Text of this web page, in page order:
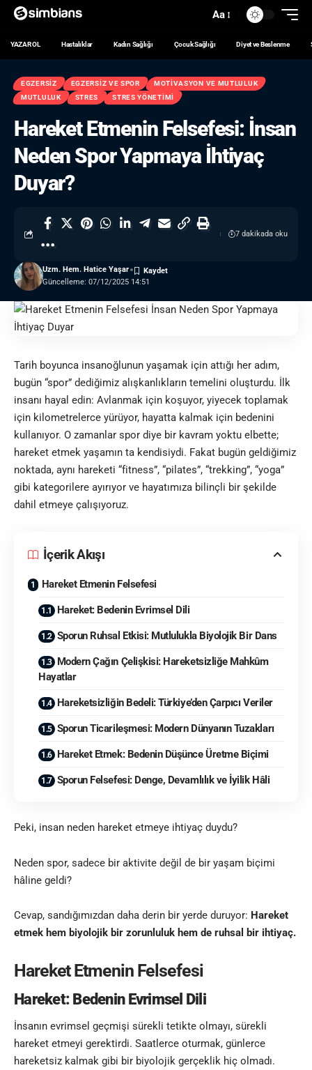
Aa
YAZAR OL Hastalıklar Kadın Sağlığı Çocuk Sağlığı Diyet ve Beslenme
EGZERSIZ EGZERSIZ VE SPOR
MOTIVASYON VE MUTLULUK
MUTLULUK
STRES STRES YÖNETIMI
Hareket Etmenin Felsefesi: İnsan
Neden Spor Yapmaya İhtiyaç
Duyar?
Güncelleme: 07/12/2025 14:51
Uzm. Hem. Hatice Yaşar
7 dakikada oku
Tarih boyunca insanoğlunun yaşamak için attığı her adım,
bugün “spor” dediğimiz alışkanlıkların temelini oluşturdu. İlk
insanı hayal edin: Avlanmak için koşuyor, yiyecek toplamak
için kilometrelerce yürüyor, hayatta kalmak için bedenini
kullanıyor. O zamanlar spor diye bir kavram yoktu elbette;
hareket etmek yaşamın ta kendisiydi. Fakat bugün geldiğimiz
noktada, aynı hareketi “fitness”, “pilates”, “trekking”, “yoga”
gibi kategorilere ayırıyor ve hayatımıza bilinçli bir şekilde
dahil etmeye çalışıyoruz.
İçerik Akışı
Hareket Etmenin Felsefesi
Hareket: Bedenin Evrimsel Dili
Sporun Ruhsal Etkisi: Mutlulukla Biyolojik Bir Dans
Modern Çağın Çelişkisi: Hareketsizliğe Mahkûm
Hayatlar
Hareketsizliğin Bedeli: Türkiye’den Çarpıcı Veriler
Sporun Ticarileşmesi: Modern Dünyanın Tuzakları
Hareket Etmek: Bedenin Düşünce Üretme Biçimi
Sporun Felsefesi: Denge, Devamlılık ve İyilik Hâli
Peki, insan neden hareket etmeye ihtiyaç duydu?
Neden spor, sadece bir aktivite değil de bir yaşam biçimi
hâline geldi?
Cevap, sandığımızdan daha derin bir yerde duruyor: Hareket
etmek hem biyolojik bir zorunluluk hem de ruhsal bir ihtiyaç.
Hareket Etmenin Felsefesi
Hareket: Bedenin Evrimsel Dili
İnsanın evrimsel geçmişi sürekli tetikte olmayı, sürekli
hareket etmeyi gerektirdi. Saatlerce oturmak, günlerce
hareketsiz kalmak gibi bir biyolojik gerçeklik hiç olmadı.